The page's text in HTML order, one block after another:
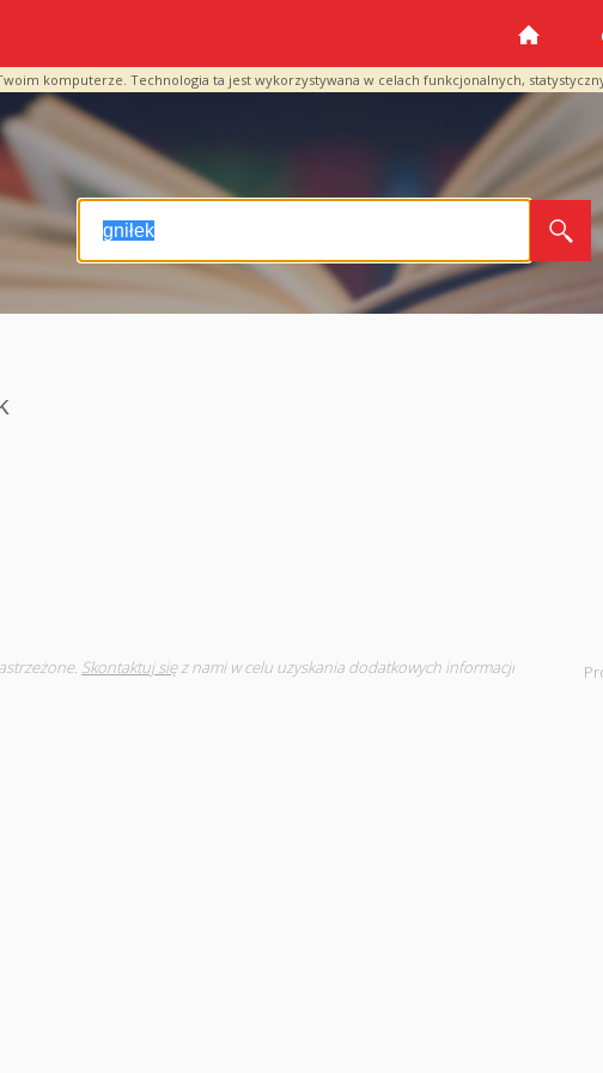
komputerze. Technologia ta jest wykorzystywana w celach funkcjonalnych,
Skontaktuj sięz nami w celu uzyskania dodatkowych informacji